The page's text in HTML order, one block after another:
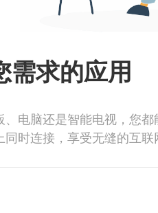
需求的应用
电脑还是智能电视，您都
时连接，享受无缝的互联